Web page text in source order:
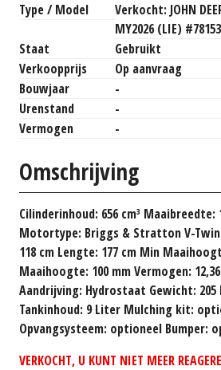
Type / Model
Verkocht: JOHN
MY2026 (LIE)
Staat
Gebruikt
Verkoopprijs
Op aanvraag
Bouwjaar
-
Urenstand
-
Vermogen
-
Omschrijving
Cilinderinhoud: 656 cm³ Maaibreedte:
Motortype: Briggs & Stratton V-Twin
118 cm Lengte: 177 cm Min
Maaihoogte: 100 mm Vermogen: 12,36
Aandrijving: Hydrostaat Gewicht: 205
Tankinhoud: 9 Liter Mulching kit:
Opvangsysteem: optioneel Bumper:
VERKOCHT, U KUNT NIET MEER